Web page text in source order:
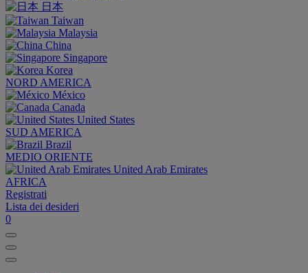
日本
Taiwan
Malaysia
China
Singapore
Korea
NORD AMERICA
México
Canada
United States
SUD AMERICA
Brazil
MEDIO ORIENTE
United Arab Emirates
AFRICA
Registrati
Lista dei desideri
0